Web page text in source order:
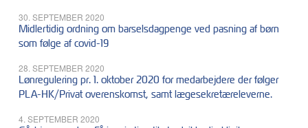
30. SEPTEMBER 2020
Midlertidig ordning om barselsdagpenge ved pasning af børn
som følge af covid-19
28. SEPTEMBER 2020
Lønregulering pr. 1. oktober 2020 for medarbejdere der følger
PLA-HK/Privat overenskomst, samt lægesekretæreleverne.
4. SEPTEMBER 2020